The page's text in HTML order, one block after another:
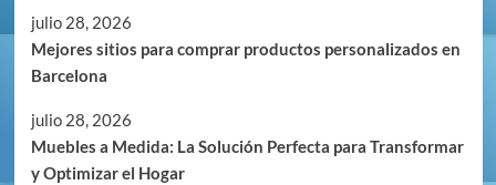
julio 28, 2026
Mejores sitios para comprar productos personalizados en
Barcelona
julio 28, 2026
Muebles a Medida: La Solución Perfecta para Transformar
y Optimizar el Hogar